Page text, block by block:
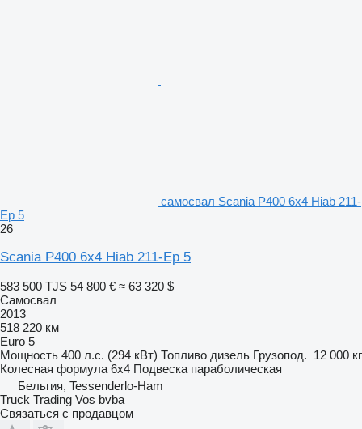
самосвал Scania P400 6x4 Hiab 211-
Ep 5
26
Scania P400 6x4 Hiab 211-Ep 5
583 500 TJS 54 800 € ≈ 63 320 $
Самосвал
2013
518 220 км
Euro 5
Мощность 400 л.с. (294 кВт) Топливо дизель Грузопод. 12 000 кг
Колесная формула 6x4 Подвеска параболическая
Бельгия, Tessenderlo-Ham
Truck Trading Vos bvba
Связаться с продавцом